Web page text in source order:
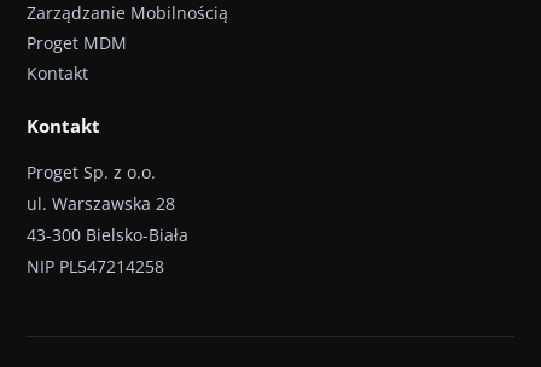
Zarządzanie Mobilnością
Proget MDM
Kontakt
Kontakt
Proget Sp. z o.o.
ul. Warszawska 28
43-300 Bielsko-Biała
NIP PL547214258